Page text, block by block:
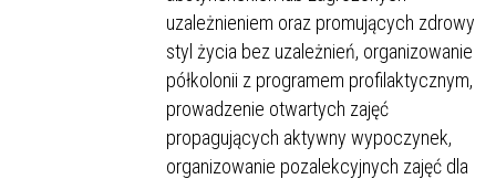
uzależnieniem oraz promujących zdrowy
styl życia bez uzależnień, organizowanie
półkolonii z programem profilaktycznym,
prowadzenie otwartych zajęć
propagujących aktywny wypoczynek,
organizowanie pozalekcyjnych zajęć dla